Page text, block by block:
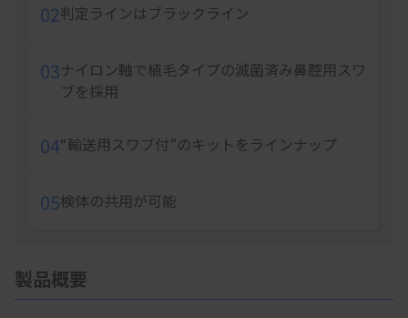
02判定ラインはブラックライン
03ナイロン軸で植毛タイプの滅菌済み鼻腔用スワ
ブを採用
04“輸送用スワブ付”のキットをラインナップ
05検体の共用が可能
製品概要